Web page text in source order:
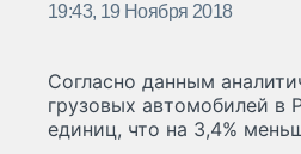
19:43, 19 Ноября 2018
Согласно данным
грузовых автомобилей в
единиц, что на 3,4%